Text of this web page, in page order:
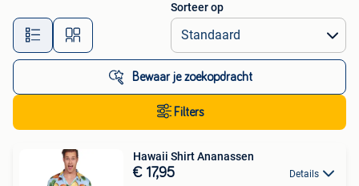
Alle afstanden…
Sorteer op
Bewaar je zoekopdracht
Filters
Hawaii Shirt Ananassen
€ 17,95 Details